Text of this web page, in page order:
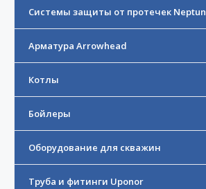
Системы защиты от протечек Neptun
Арматура Arrowhead
Котлы
Бойлеры
Оборудование для скважин
Труба и фитинги Uponor